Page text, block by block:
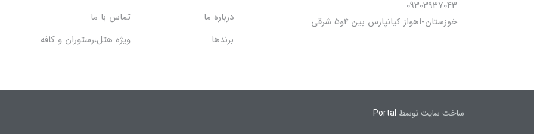
09303937043
خوزستان-اهواز کیانپارس بین 4و5 شرقی
درباره ما
تماس با ما
برندها
ویژه هتل،رستوران و کافه
ساخت سایت توسط Portal